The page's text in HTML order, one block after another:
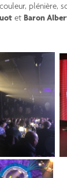
plénière,
etBaron